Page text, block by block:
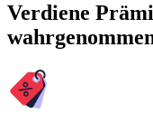
Verdiene